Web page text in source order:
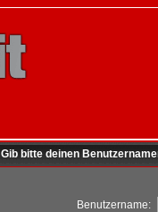
Gib bitte deinen
Benutzername: